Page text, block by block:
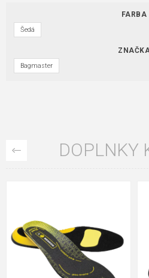
FARBA
Šedá
Bagmaster
DOPLNKY